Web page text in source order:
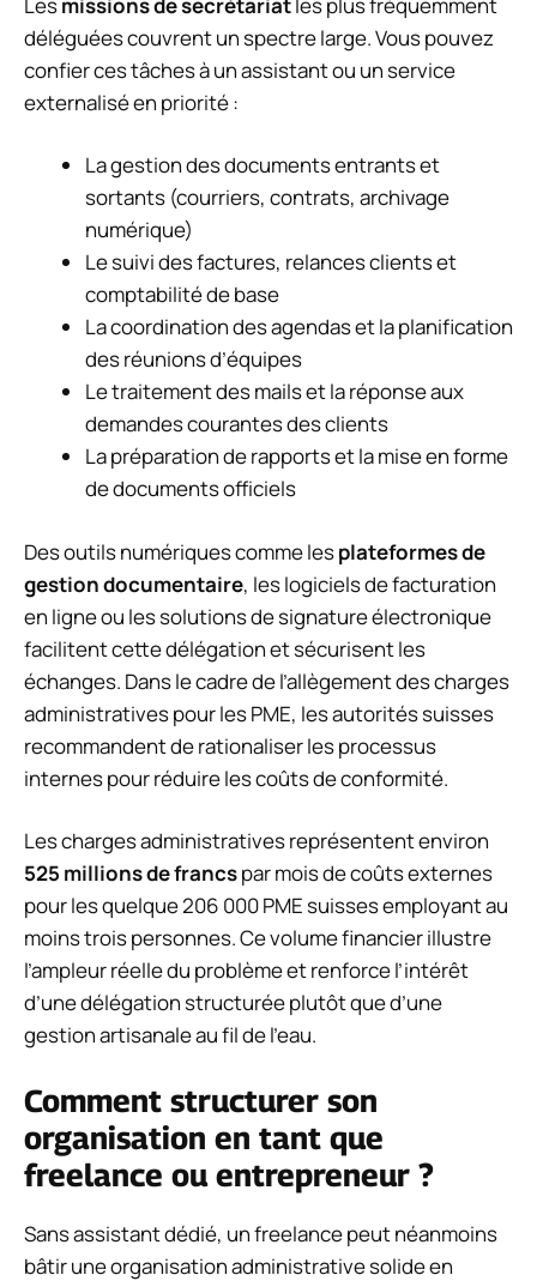
déléguées couvrent un spectre large. Vous pouvez
confier ces tâches à un assistant ou un service
externalisé en priorité :
La gestion des documents entrants et
sortants (courriers, contrats, archivage
numérique)
Le suivi des factures, relances clients et
comptabilité de base
La coordination des agendas et la planification
des réunions d’équipes
Le traitement des mails et la réponse aux
demandes courantes des clients
La préparation de rapports et la mise en forme
de documents officiels
Des outils numériques comme lesplateformes de
gestion documentaire, les logiciels de facturation
en ligne ou les solutions de signature électronique
facilitent cette délégation et sécurisent les
échanges. Dans le cadre de l’allègement des charges
administratives pour les PME, les autorités suisses
recommandent de rationaliser les processus
internes pour réduire les coûts de conformité.
Les charges administratives représentent environ
525 millions de francspar mois de coûts externes
pour les quelque 206 000 PME suisses employant au
moins trois personnes. Ce volume financier illustre
l’ampleur réelle du problème et renforce l’intérêt
d’une délégation structurée plutôt que d’une
gestion artisanale au fil de l’eau.
Comment structurer son
organisation en tant que
freelance ou entrepreneur ?
Sans assistant dédié, un freelance peut néanmoins
bâtir une organisation administrative solide en